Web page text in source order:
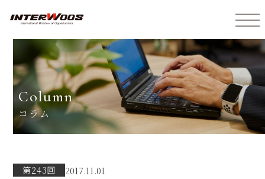
column
コラム
第243回 2017.11.01